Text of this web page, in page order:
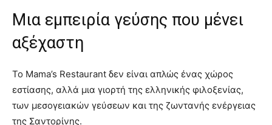
Μια εμπειρία γεύσης που μένει
αξέχαστη
Το Mama’s Restaurant δεν είναι απλώς ένας χώρος
εστίασης, αλλά μια γιορτή της ελληνικής φιλοξενίας,
των μεσογειακών γεύσεων και της ζωντανής ενέργειας
της Σαντορίνης.